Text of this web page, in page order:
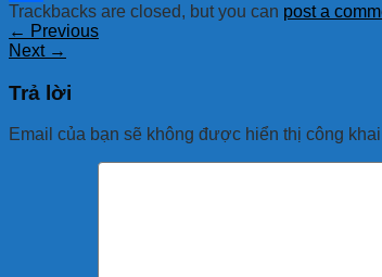
Share
Trackbacks are closed, but you can post a
← Previous
Next →
Trả lời
Email của bạn sẽ không được hiển thị công